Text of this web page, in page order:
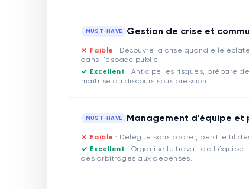
MUST-HAVE Gestion de crise et
✗ Faible · Découvre la crise quand elle
dans l'espace public.
✓ Excellent · Anticipe les risques, prépare
maîtrise du discours sous pression.
MUST-HAVE Management d'équipe
✗ Faible · Délègue sans cadrer, perd le fil
✓ Excellent · Organise le travail de l'équipe,
des arbitrages aux dépenses.